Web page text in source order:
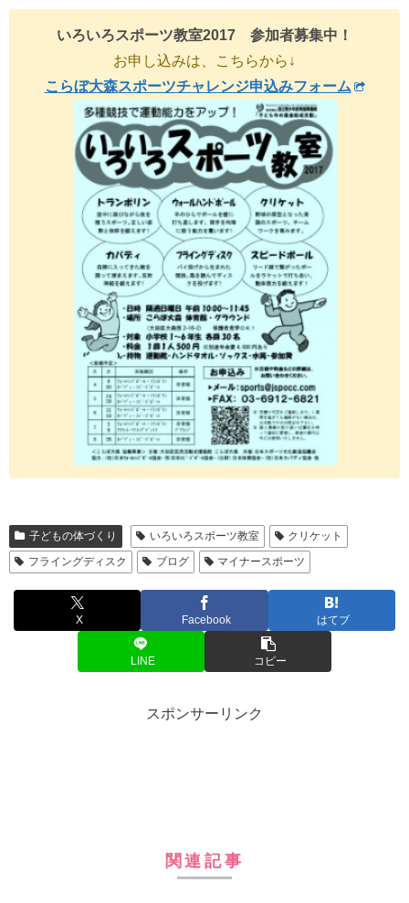
いろいろスポーツ教室2017 参加者募集中！
お申し込みは、こちらから↓
こらぼ大森スポーツチャレンジ申込みフォーム
子どもの体づくり いろいろスポーツ教室
クリケット
フライングディスク
ブログ マイナースポーツ
X Facebook はてブ
LINE コピー
スポンサーリンク
関連記事